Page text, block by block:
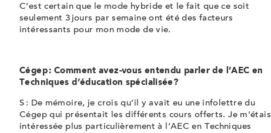
C’est certain que le mode hybride et le fait que ce soit
seulement 3 jours par semaine ont été des facteurs
intéressants pour mon mode de vie.
Cégep : Comment avez-vous entendu parler de l’AEC en
Techniques d’éducation spécialisée?
S : De mémoire, je crois qu’il y avait eu une infolettre du
Cégep qui présentait les différents cours offerts. Je m’étais
intéressée plus particulièrement à l’AEC en Techniques